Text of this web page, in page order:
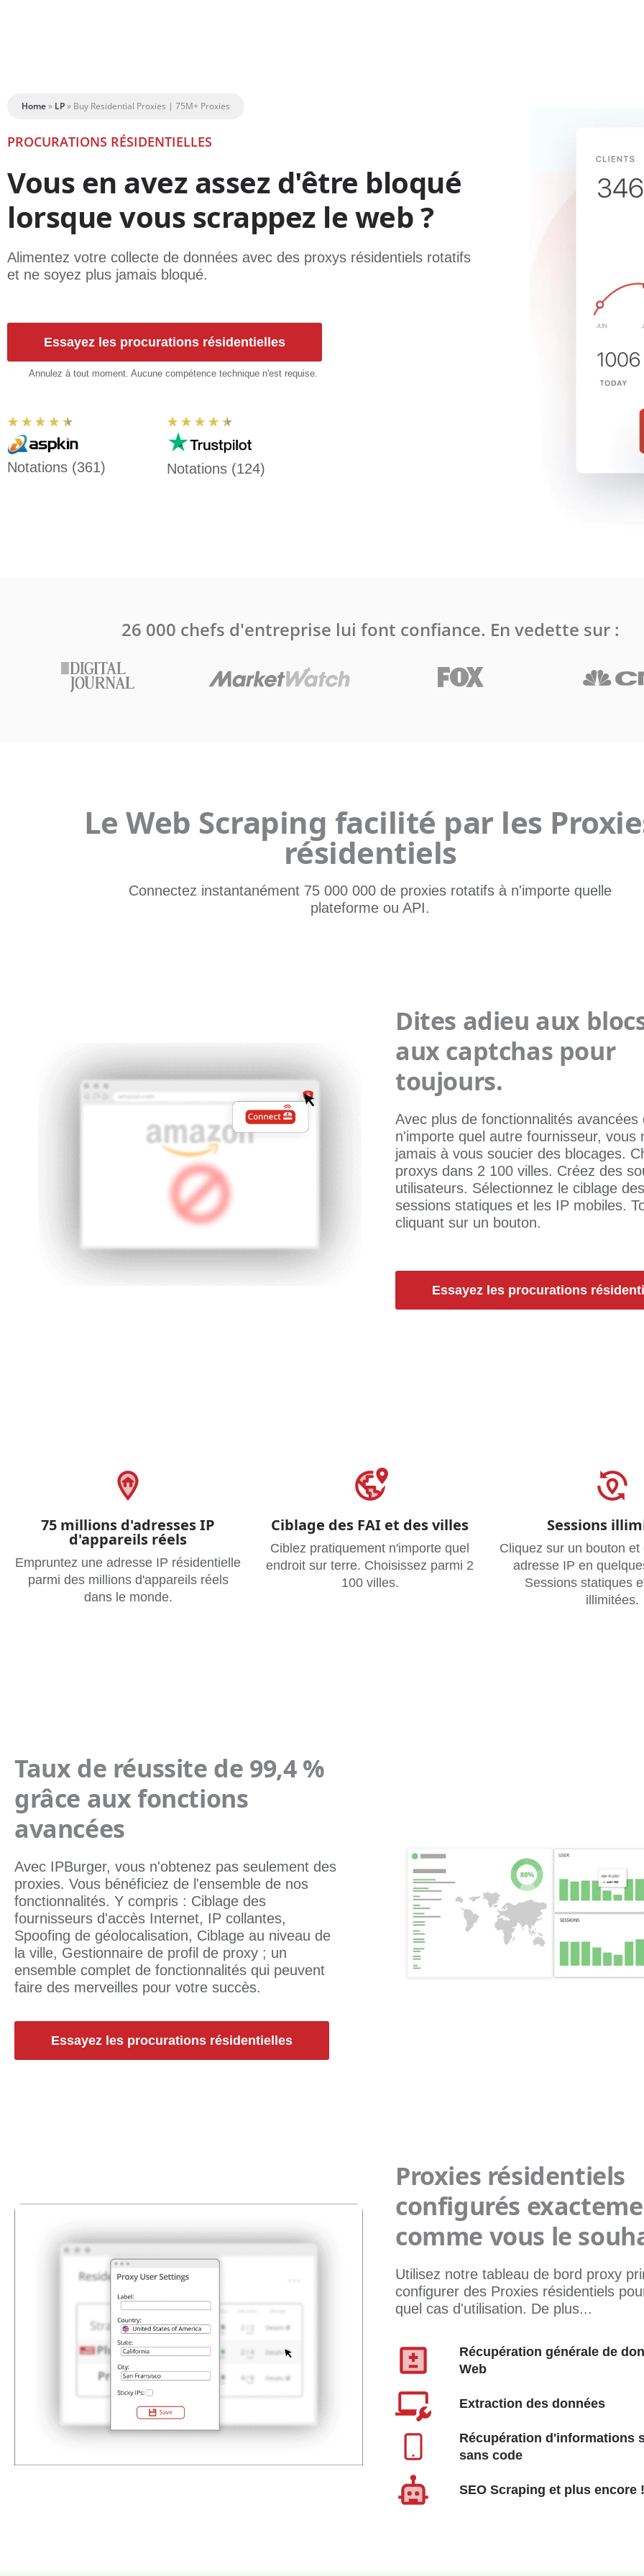
Home» LP» Buy Residential Proxies | 75M+ Proxies
PROCURATIONS RÉSIDENTIELLES
Vous en avez assez d'être bloqué
lorsque vous scrappez le web ?
Alimentez votre collecte de données avec des proxys résidentiels rotatifs
et ne soyez plus jamais bloqué.
Essayez les procurations résidentielles
Annulez à tout moment. Aucune compétence technique n'est requise.
★ ★ ★ ★ ★
:
sur
Notations (361)
★ ★ ★ ★ ★
:
4,5
sur
Notations (124)
26 000 chefs d'entreprise lui font confiance. En vedette sur :
Le Web Scraping facilité par les
résidentiels
Connectez instantanément 75 000 000 de proxies rotatifs à n'importe quelle
plateforme ou API.
Dites adieu aux
aux captchas pour
toujours.
Avec plus de fonctionnalités avancées
n'importe quel autre fournisseur, vous
jamais à vous soucier des blocages.
proxys dans 2 100 villes. Créez des
utilisateurs. Sélectionnez le ciblage
sessions statiques et les IP mobiles.
cliquant sur un bouton.
Essayez les procurations
75 millions d'adresses IP
d'appareils réels
Empruntez une adresse IP résidentielle
parmi des millions d'appareils réels
dans le monde.
Ciblage des FAI et des villes
Ciblez pratiquement n'importe quel
endroit sur terre. Choisissez parmi 2
100 villes.
Sessions
Cliquez sur un bouton
adresse IP en
Sessions statiques
illimitées.
Taux de réussite de 99,4 %
grâce aux fonctions
avancées
Avec IPBurger, vous n'obtenez pas seulement des
proxies. Vous bénéficiez de l'ensemble de nos
fonctionnalités. Y compris : Ciblage des
fournisseurs d'accès Internet, IP collantes,
Spoofing de géolocalisation, Ciblage au niveau de
la ville, Gestionnaire de profil de proxy ; un
ensemble complet de fonctionnalités qui peuvent
faire des merveilles pour votre succès.
Essayez les procurations résidentielles
Proxies résidentiels
configurés
comme vous le
Utilisez notre tableau de bord proxy
configurer des Proxies résidentiels
quel cas d'utilisation. De plus...
Récupération générale de
Web
Extraction des données
Récupération d'informations
sans code
SEO Scraping et plus encore !